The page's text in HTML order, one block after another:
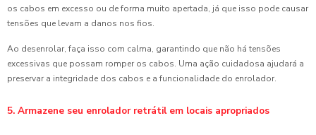
os cabos em excesso ou de forma muito apertada, já que isso pode causar
tensões que levam a danos nos fios.
Ao desenrolar, faça isso com calma, garantindo que não há tensões
excessivas que possam romper os cabos. Uma ação cuidadosa ajudará a
preservar a integridade dos cabos e a funcionalidade do enrolador.
5. Armazene seu enrolador retrátil em locais apropriados